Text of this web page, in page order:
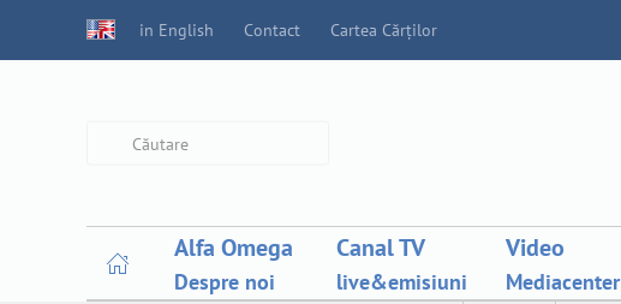
in English Contact Cartea Cărților
Alfa Omega
Despre noi
Canal TV
live&emisiuni
Video
Mediacenter